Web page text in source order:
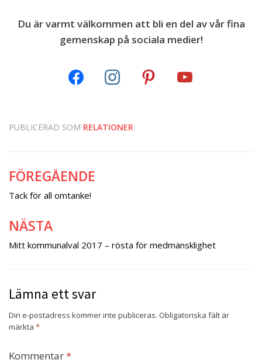
Du är varmt välkommen att bli en del av vår fina
gemenskap på sociala medier!
PUBLICERAD SOM RELATIONER
Inläggsnavigering
FÖREGÅENDE
Tack för all omtanke!
NÄSTA
Mitt kommunalval 2017 – rösta för medmänsklighet
Lämna ett svar
Din e-postadress kommer inte publiceras. Obligatoriska fält är
märkta *
Kommentar*